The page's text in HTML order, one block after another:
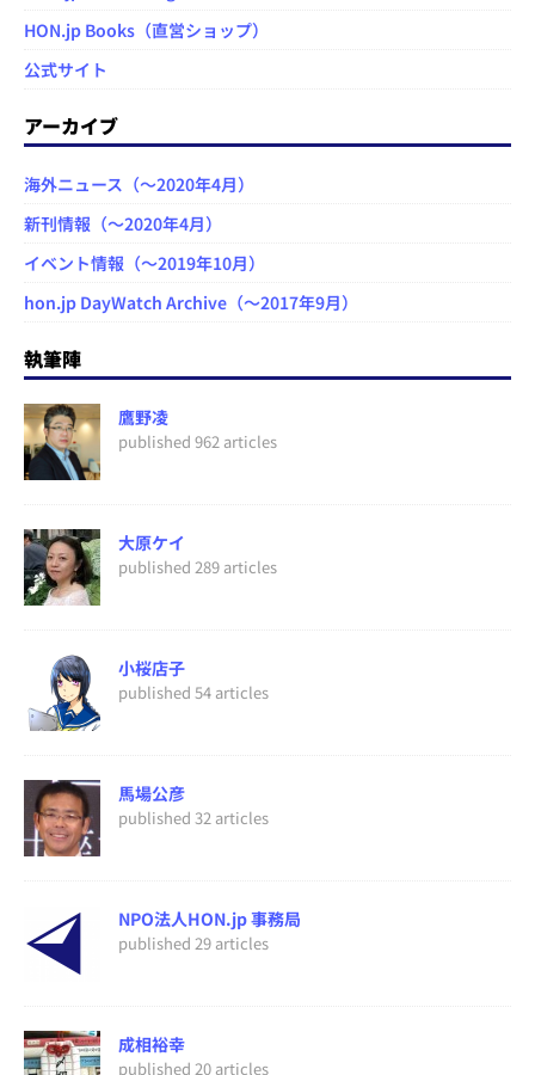
HON.jp Books（直営ショップ）
公式サイト
アーカイブ
海外ニュース（～2020年4月）
新刊情報（～2020年4月）
イベント情報（～2019年10月）
hon.jp DayWatch Archive（～2017年9月）
執筆陣
鷹野凌
published 962 articles
大原ケイ
published 289 articles
小桜店子
published 54 articles
馬場公彦
published 32 articles
NPO法人HON.jp 事務局
published 29 articles
成相裕幸
published 20 articles